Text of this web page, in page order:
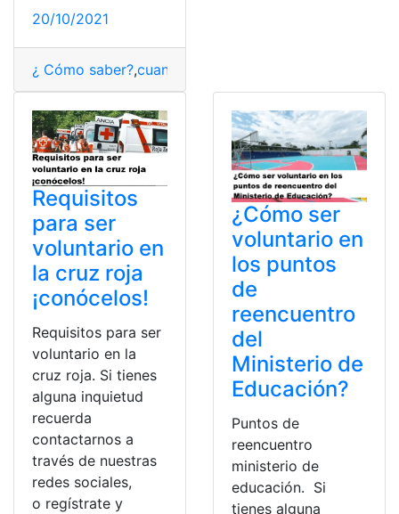
20/10/2021
¿ Cómo saber?,cuanto
Requisitos
para ser
voluntario en
la cruz roja
¡conócelos!
Requisitos para ser
voluntario en la
cruz roja. Si tienes
alguna inquietud
recuerda
contactarnos a
través de nuestras
redes sociales,
o regístrate y
¿Cómo ser
voluntario en
los puntos
de
reencuentro
del
Ministerio de
Educación?
Puntos de
reencuentro
ministerio de
educación. Si
tienes alguna